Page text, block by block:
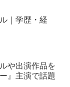
｜学歴・経
や出演作品を
』主演で話題